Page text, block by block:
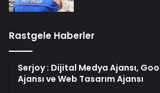
Rastgele Haberler
Serjoy : Dijital Medya Ajansı,
Ajansı ve Web Tasarım Ajansı